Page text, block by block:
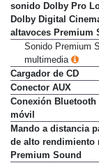
sonido Dolby Pro
Dolby Digital
altavoces Premium
Sonido Premium
multimedia
Cargador de CD
Conector AUX
Conexión Bluetooth
móvil
Mando a distancia
de alto rendimiento
Premium Sound